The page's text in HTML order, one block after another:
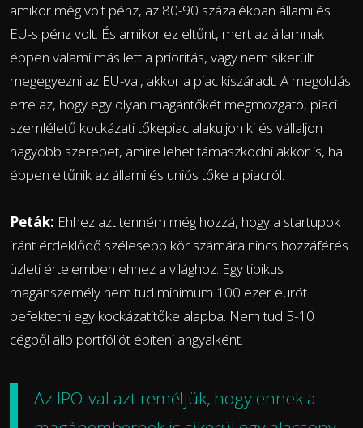
amikor még volt pénz, az 80-90 százalékban állami és
EU-s pénz volt. És amikor ez eltűnt, mert az államnak
éppen valami más lett a prioritás, vagy nem sikerült
megegyezni az EU-val, akkor a piac kiszáradt. A megoldás
erre az, hogy egy olyan magántőkét megmozgató, piaci
szemléletű kockázati tőkepiac alakuljon ki és vállaljon
nagyobb szerepet, amire lehet támaszkodni akkor is, ha
éppen eltűnik az állami és uniós tőke a piacról.
Peták: Ehhez azt tenném még hozzá, hogy a startupok
iránt érdeklődő szélesebb kör számára nincs hozzáférés
üzleti értelemben ehhez a világhoz. Egy tipikus
magánszemély nem tud minimum 100 ezer eurót
befektetni egy kockázatitőke alapba. Nem tud 5-10
cégből álló portfóliót építeni angyalként.
Az IPO-val azt reméljük, hogy ennek a